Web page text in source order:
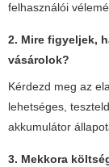
felhasználói
2. Mire figyeljek,
vásárolok?
Kérdezd meg az
lehetséges,
akkumulátor
3. Mekkora